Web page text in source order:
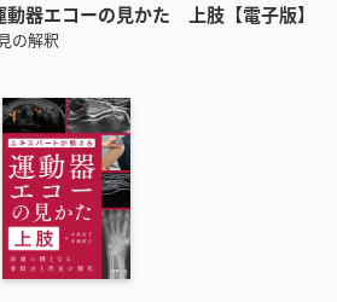
器エコーの見かた 上肢【電子版】
の解釈